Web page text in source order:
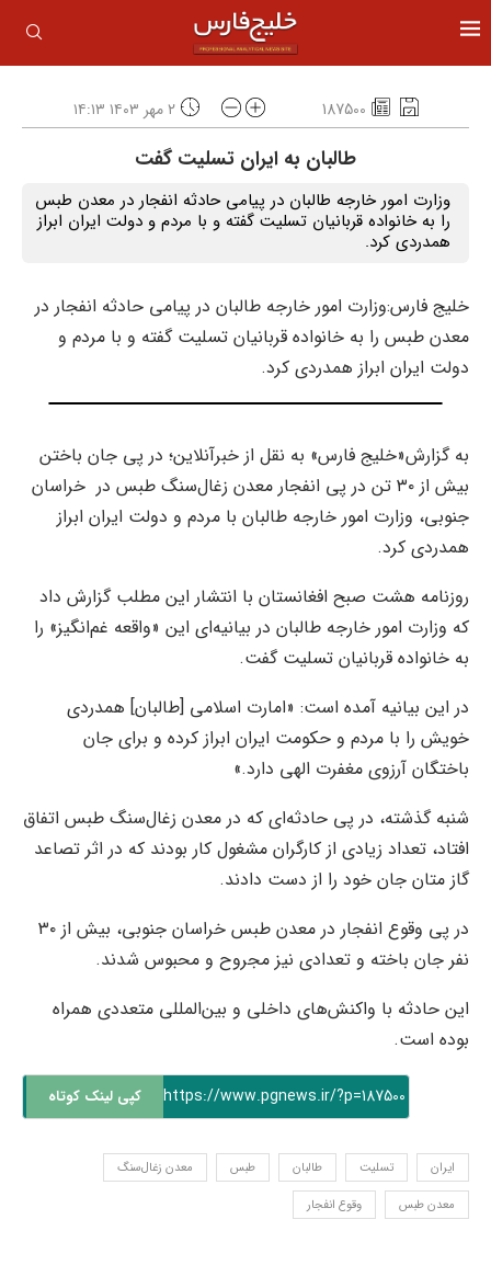
187500 ۲ مهر ۱۴۰۳ ۱۴:۱۳
طالبان به ایران تسلیت گفت
وزارت امور خارجه طالبان در پیامی حادثه انفجار در معدن طبس
را به خانواده قربانیان تسلیت گفته و با مردم و دولت ایران ابراز
همدردی کرد.
خلیج فارس:وزارت امور خارجه طالبان در پیامی حادثه انفجار در
معدن طبس را به خانواده قربانیان تسلیت گفته و با مردم و
دولت ایران ابراز همدردی کرد.
به گزارش«خلیج فارس» به نقل از خبرآنلاین؛ در پی جان باختن
بیش از ۳۰ تن در پی انفجار معدن زغال‌سنگ طبس در خراسان
جنوبی، وزارت امور خارجه طالبان با مردم و دولت ایران ابراز
همدردی کرد.
روزنامه هشت صبح افغانستان با انتشار این مطلب گزارش داد
که وزارت امور خارجه طالبان در بیانیه‌ای این «واقعه غم‌انگیز» را
به خانواده قربانیان تسلیت گفت.
در این بیانیه آمده است: «امارت اسلامی [طالبان] همدردی
خویش را با مردم و حکومت ایران ابراز کرده و برای جان
باختگان آرزوی مغفرت الهی دارد.»
شنبه گذشته، در پی حادثه‌ای که در معدن زغال‌سنگ طبس اتفاق
افتاد، تعداد زیادی از کارگران مشغول کار بودند که در اثر تصاعد
گاز متان جان خود را از دست دادند.
در پی وقوع انفجار در معدن طبس خراسان جنوبی، بیش از ۳۰
نفر جان باخته و تعدادی نیز مجروح و محبوس شدند.
این حادثه با واکنش‌های داخلی و بین‌المللی متعددی همراه
بوده است.
https://www.pgnews.ir/?p=187500 کپی لینک کوتاه
ایران تسلیت طالبان طبس
معدن زغال‌سنگ
معدن طبس
وقوع انفجار